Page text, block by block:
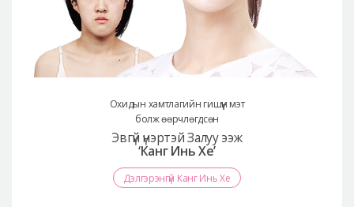
Охидын хамтлагийн гишүүн мэт
болж өөрчлөгдсөн
Эвгүй үнэртэй Залуу ээж
‘Канг Инь Хе’
Дэлгэрэнгүй Канг Инь Хе